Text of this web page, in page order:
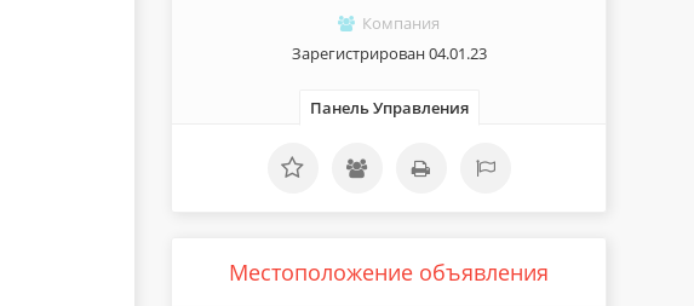
Компания
Зарегистрирован 04.01.23
Панель Управления
Местоположение объявления